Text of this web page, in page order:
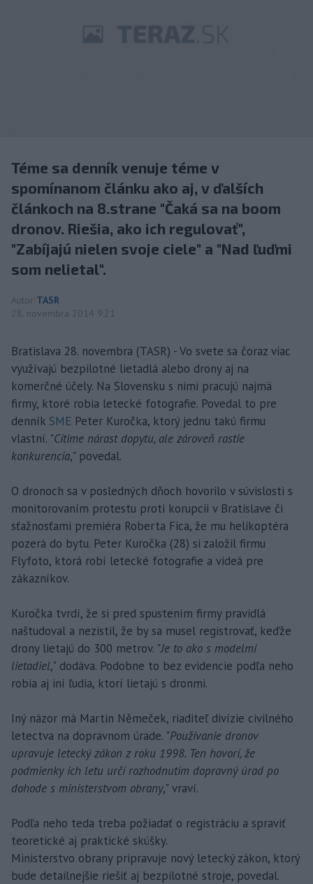
Téme sa denník venuje téme v
spomínanom článku ako aj, v ďalších
článkoch na 8.strane "Čaká sa na boom
dronov. Riešia, ako ich regulovať",
"Zabíjajú nielen svoje ciele" a "Nad ľuďmi
som nelietal".
Autor TASR
28. novembra 2014 9:21
Bratislava 28. novembra (TASR) - Vo svete sa čoraz viac
využívajú bezpilotné lietadlá alebo drony aj na
komerčné účely. Na Slovensku s nimi pracujú najmä
firmy, ktoré robia letecké fotografie. Povedal to pre
denník SME Peter Kuročka, ktorý jednu takú firmu
vlastní. "Cítime nárast dopytu, ale zároveň rastie
konkurencia," povedal.
O dronoch sa v posledných dňoch hovorilo v súvislosti s
monitorovaním protestu proti korupcii v Bratislave či
sťažnosťami premiéra Roberta Fica, že mu helikoptéra
pozerá do bytu. Peter Kuročka (28) si založil firmu
Flyfoto, ktorá robí letecké fotografie a videá pre
zákazníkov.
Kuročka tvrdí, že si pred spustením firmy pravidlá
naštudoval a nezistil, že by sa musel registrovať, keďže
drony lietajú do 300 metrov. "Je to ako s modelmi
lietadiel," dodáva. Podobne to bez evidencie podľa neho
robia aj iní ľudia, ktorí lietajú s dronmi.
Iný názor má Martin Němeček, riaditeľ divízie civilného
letectva na dopravnom úrade. "Používanie dronov
upravuje letecký zákon z roku 1998. Ten hovorí, že
podmienky ich letu určí rozhodnutím dopravný úrad po
dohode s ministerstvom obrany," vraví.
Podľa neho teda treba požiadať o registráciu a spraviť
teoretické aj praktické skúšky.
Ministerstvo obrany pripravuje nový letecký zákon, ktorý
bude detailnejšie riešiť aj bezpilotné stroje, povedal.